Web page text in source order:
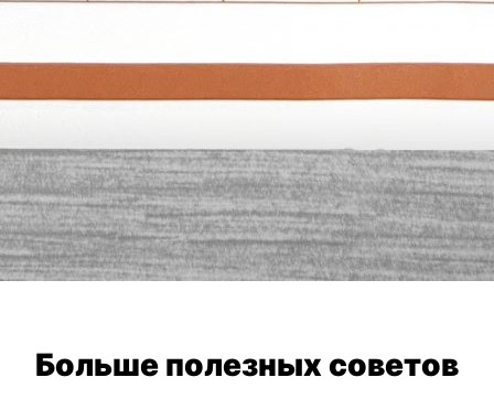
Больше полезных советов